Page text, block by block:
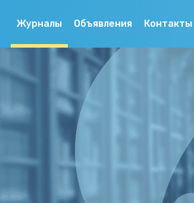
Журналы Объявления Контакты